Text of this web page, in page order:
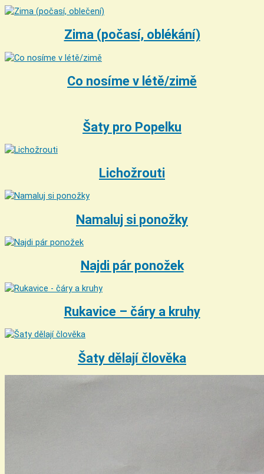
Zima (počasí, oblékání)
Co nosíme v létě/zimě
Šaty pro Popelku
Lichožrouti
Namaluj si ponožky
Najdi pár ponožek
Rukavice – čáry a kruhy
Šaty dělají člověka